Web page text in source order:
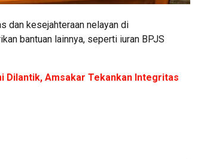
dan kesejahteraan nelayan di
bantuan lainnya, seperti iuran BPJS
Dilantik, Amsakar Tekankan Integritas